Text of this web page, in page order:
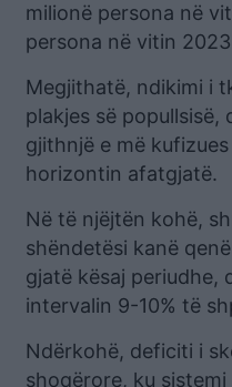
milionë persona në
persona në vitin
Megjithatë, ndikimi i
plakjes së
gjithnjë e më
horizontin afatgjatë.
Në të njëjtën kohë,
shëndetësi kanë
gjatë kësaj periudhe,
intervalin 9-10% të
Ndërkohë, deficiti i
shoqërore, ku